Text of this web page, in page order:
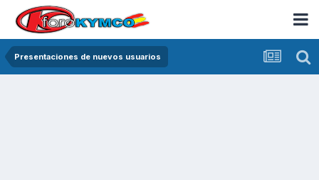
Presentaciones de nuevos usuarios